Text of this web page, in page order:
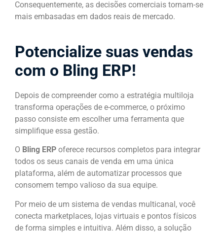
Consequentemente, as decisões comerciais tornam-se
mais embasadas em dados reais de mercado.
Potencialize suas vendas
com o Bling ERP!
Depois de compreender como a estratégia multiloja
transforma operações de e-commerce, o próximo
passo consiste em escolher uma ferramenta que
simplifique essa gestão.
O Bling ERP oferece recursos completos para integrar
todos os seus canais de venda em uma única
plataforma, além de automatizar processos que
consomem tempo valioso da sua equipe.
Por meio de um sistema de vendas multicanal, você
conecta marketplaces, lojas virtuais e pontos físicos
de forma simples e intuitiva. Além disso, a solução